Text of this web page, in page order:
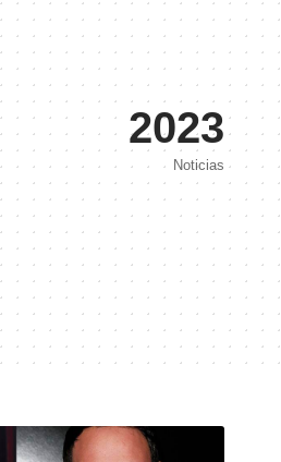
2023
Noticias